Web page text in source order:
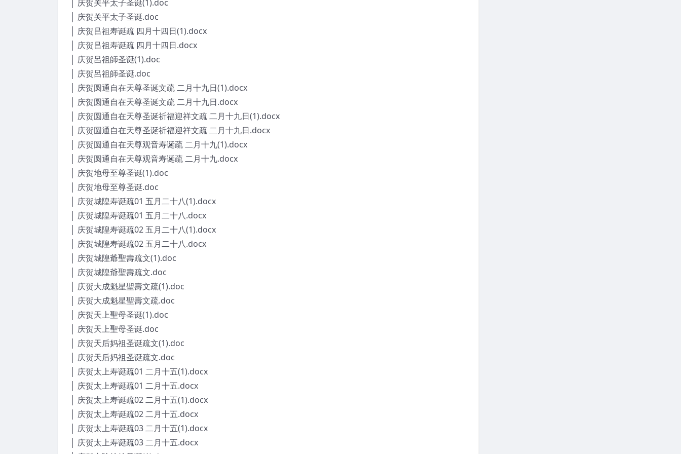
│ 庆贺关平太子圣诞(1).doc
│ 庆贺关平太子圣诞.doc
│ 庆贺吕祖寿诞疏 四月十四日(1).docx
│ 庆贺吕祖寿诞疏 四月十四日.docx
│ 庆贺呂祖師圣诞(1).doc
│ 庆贺呂祖師圣诞.doc
│ 庆贺圆通自在天尊圣诞文疏 二月十九日(1).docx
│ 庆贺圆通自在天尊圣诞文疏 二月十九日.docx
│ 庆贺圆通自在天尊圣诞祈福迎祥文疏 二月十九日(1).docx
│ 庆贺圆通自在天尊圣诞祈福迎祥文疏 二月十九日.docx
│ 庆贺圆通自在天尊观音寿诞疏 二月十九(1).docx
│ 庆贺圆通自在天尊观音寿诞疏 二月十九.docx
│ 庆贺地母至尊圣诞(1).doc
│ 庆贺地母至尊圣诞.doc
│ 庆贺城隍寿诞疏01 五月二十八(1).docx
│ 庆贺城隍寿诞疏01 五月二十八.docx
│ 庆贺城隍寿诞疏02 五月二十八(1).docx
│ 庆贺城隍寿诞疏02 五月二十八.docx
│ 庆贺城隍爺聖壽疏文(1).doc
│ 庆贺城隍爺聖壽疏文.doc
│ 庆贺大成魁星聖壽文疏(1).doc
│ 庆贺大成魁星聖壽文疏.doc
│ 庆贺天上聖母圣诞(1).doc
│ 庆贺天上聖母圣诞.doc
│ 庆贺天后妈祖圣诞疏文(1).doc
│ 庆贺天后妈祖圣诞疏文.doc
│ 庆贺太上寿诞疏01 二月十五(1).docx
│ 庆贺太上寿诞疏01 二月十五.docx
│ 庆贺太上寿诞疏02 二月十五(1).docx
│ 庆贺太上寿诞疏02 二月十五.docx
│ 庆贺太上寿诞疏03 二月十五(1).docx
│ 庆贺太上寿诞疏03 二月十五.docx